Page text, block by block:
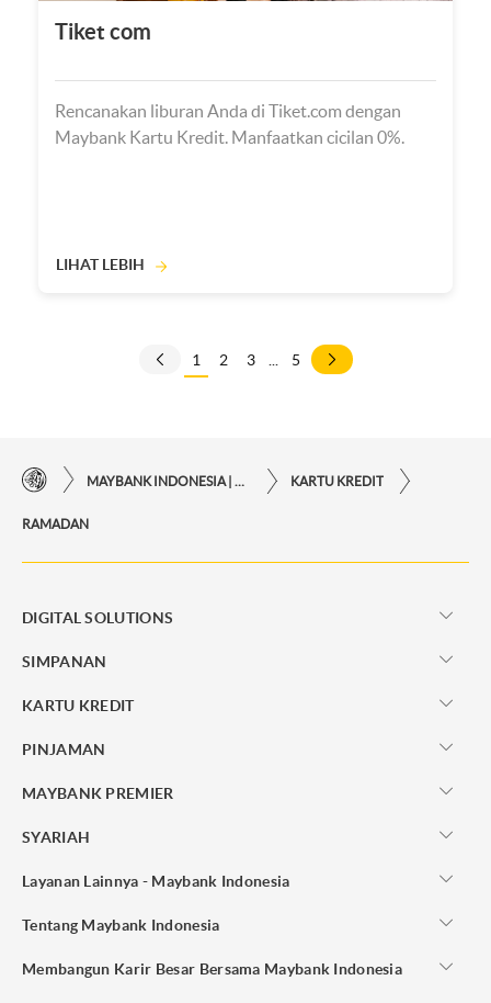
Tiket com
Rencanakan liburan Anda di Tiket.com dengan
Maybank Kartu Kredit. Manfaatkan cicilan 0%.
LIHAT LEBIH
1 2 3 5
KARTU KREDIT
RAMADAN
DIGITAL SOLUTIONS
SIMPANAN
KARTU KREDIT
PINJAMAN
MAYBANK PREMIER
SYARIAH
Layanan Lainnya - Maybank Indonesia
Tentang Maybank Indonesia
Membangun Karir Besar Bersama Maybank Indonesia